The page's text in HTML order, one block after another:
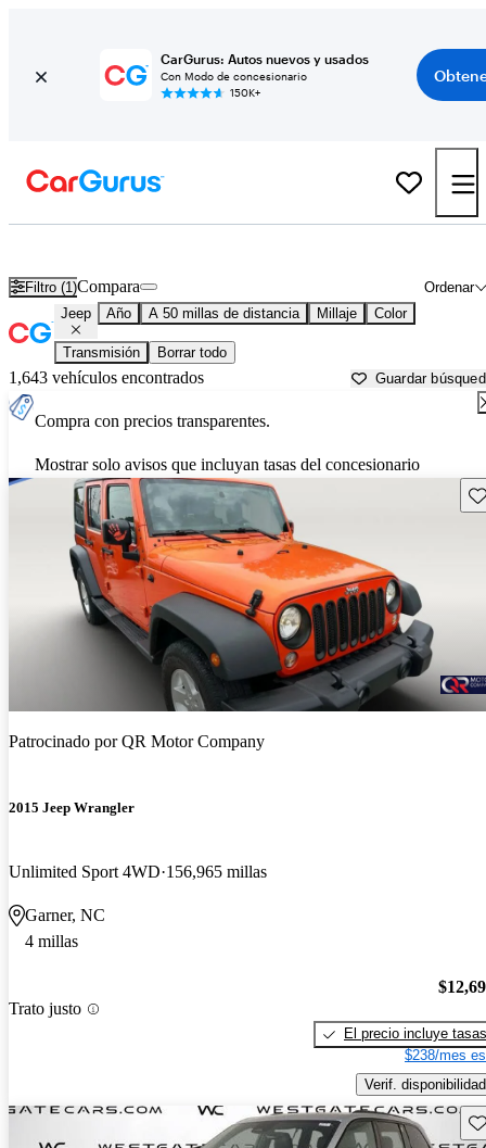
CarGurus: Autos nuevos y usados
Con Modo de concesionario
150K+
Filtro (1) Ordenar
Compara
Jeep Año A 50 millas de distancia Millaje Color
Transmisión Borrar todo
1,643 vehículos encontrados Guardar
Compra con precios transparentes.
Mostrar solo avisos que incluyan tasas del concesionario
Patrocinado porQR Motor Company
2015 Jeep Wrangler
Unlimited Sport 4WD 156,965 millas
Garner, NC
4 millas
Trato justo
El precio incluye tasas
$238/mes
Verif. disponibilidad